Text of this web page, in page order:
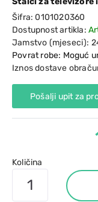
Šifra:0101020360
Dostupnost artikla:
Jamstvo (mjeseci):
Povrat robe: Moguć
Iznos dostave
Pošalji upit za
Količina